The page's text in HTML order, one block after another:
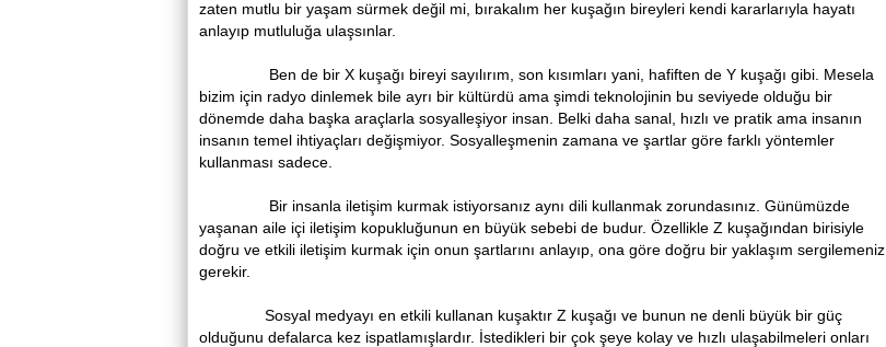
zaten mutlu bir yaşam sürmek değil mi, bırakalım her kuşağın bireyleri kendi kararlarıyla hayatı
anlayıp mutluluğa ulaşsınlar.
Ben de bir X kuşağı bireyi sayılırım, son kısımları yani, hafiften de Y kuşağı gibi. Mesela
bizim için radyo dinlemek bile ayrı bir kültürdü ama şimdi teknolojinin bu seviyede olduğu bir
dönemde daha başka araçlarla sosyalleşiyor insan. Belki daha sanal, hızlı ve pratik ama insanın
insanın temel ihtiyaçları değişmiyor. Sosyalleşmenin zamana ve şartlar göre farklı yöntemler
kullanması sadece.
Bir insanla iletişim kurmak istiyorsanız aynı dili kullanmak zorundasınız. Günümüzde
yaşanan aile içi iletişim kopukluğunun en büyük sebebi de budur. Özellikle Z kuşağından birisiyle
doğru ve etkili iletişim kurmak için onun şartlarını anlayıp, ona göre doğru bir yaklaşım sergilemeniz
gerekir.
Sosyal medyayı en etkili kullanan kuşaktır Z kuşağı ve bunun ne denli büyük bir güç
olduğunu defalarca kez ispatlamışlardır. İstedikleri bir çok şeye kolay ve hızlı ulaşabilmeleri onları